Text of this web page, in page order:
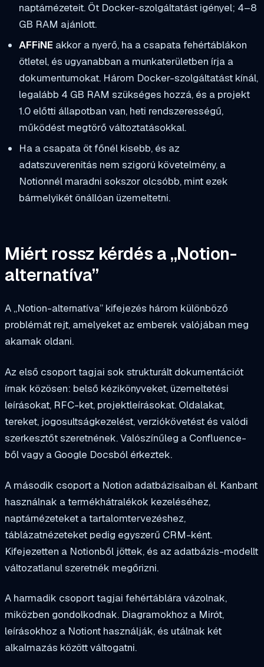
naptárnézeteit. Öt Docker-szolgáltatást igényel; 4–8
GB RAM ajánlott.
AFFiNE akkor a nyerő, ha a csapata fehértáblákon
ötletel, és ugyanabban a munkaterületben írja a
dokumentumokat. Három Docker-szolgáltatást kínál,
legalább 4 GB RAM szükséges hozzá, és a projekt
1.0 előtti állapotban van, heti rendszerességű,
működést megtörő változtatásokkal.
Ha a csapata öt főnél kisebb, és az
adatszuverenitás nem szigorú követelmény, a
Notionnél maradni sokszor olcsóbb, mint ezek
bármelyikét önállóan üzemeltetni.
Miért rossz kérdés a „Notion-
alternatíva”
A „Notion-alternatíva” kifejezés három különböző
problémát rejt, amelyeket az emberek valójában meg
akarnak oldani.
Az első csoport tagjai sok strukturált dokumentációt
írnak közösen: belső kézikönyveket, üzemeltetési
leírásokat, RFC-ket, projektleírásokat. Oldalakat,
tereket, jogosultságkezelést, verziókövetést és valódi
szerkesztőt szeretnének. Valószínűleg a Confluence-
ből vagy a Google Docsból érkeztek.
A második csoport a Notion adatbázisaiban él. Kanbant
használnak a termékhátralékok kezeléséhez,
naptárnézeteket a tartalomtervezéshez,
táblázatnézeteket pedig egyszerű CRM-ként.
Kifejezetten a Notionből jöttek, és az adatbázis-modellt
változatlanul szeretnék megőrizni.
A harmadik csoport tagjai fehértáblára vázolnak,
miközben gondolkodnak. Diagramokhoz a Mirót,
leírásokhoz a Notiont használják, és utálnak két
alkalmazás között váltogatni.